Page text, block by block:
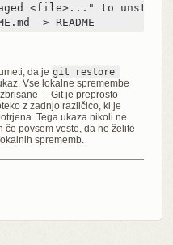
<file>..." to unstage)
-> README
da je git restore
Vse lokalne spremembe
— Git je preprosto
z zadnjo različico, ki je
Tega ukaza nikoli ne
če povsem veste, da ne želite
sprememb.